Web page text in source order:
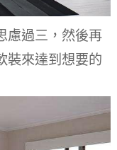
慮過三，然後再
裝來達到想要的